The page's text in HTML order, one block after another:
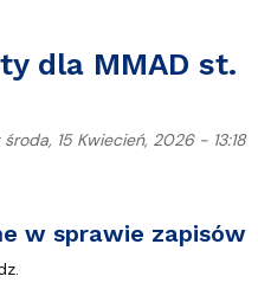
dla MMAD st.
15 Kwiecień, 2026 - 13:18
dla MMAD st. II
w sprawie zapisów